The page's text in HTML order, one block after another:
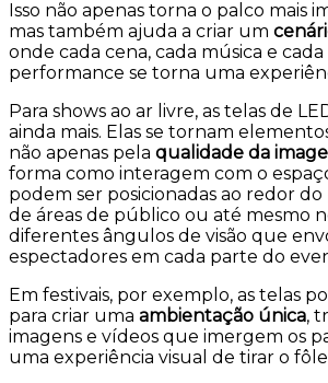
Isso não apenas torna o palco mais
mas também ajuda a criar um
onde cada cena, cada música e
performance se torna uma
Para shows ao ar livre, as telas de
ainda mais. Elas se tornam
não apenas pela qualidade da
forma como interagem com o
podem ser posicionadas ao redor
de áreas de público ou até mesmo
diferentes ângulos de visão que
espectadores em cada parte do
Em festivais, por exemplo, as telas
para criar uma ambientação única,
imagens e vídeos que imergem os
uma experiência visual de tirar o